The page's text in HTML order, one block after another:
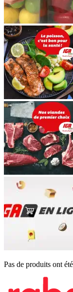
Pas de produits ont